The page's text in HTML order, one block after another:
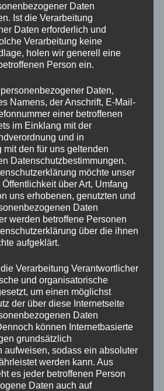
statt ihr weiter zu
sondern durch
& Life beginnt genau hier, indem
unterbrichst. Nicht mit mehr
mit einer neuen inneren Wahl.
für Klarheit und für ein
das dich nicht auslaugt, sondern
10:00 Uhröffnen wir diesen
Webinar. Für Frauen, die
wollen, sondern ein Leben
möchten, der sie wirklich
Zeilen wiedererkennst, bist
.
#fragestellen #beobachter
#Klarheit #Gedankenfreiheit
#Selbstentwicklung
#Frustjob
Daten
Ist die Verarbeitung
Daten erforderlich und
Verarbeitung keine
holen wir generell eine
Person ein.
Daten,
Namens, der Anschrift, E-Mail-
einer betroffenen
im Einklang mit der
und in
mit den für uns geltenden
Datenschutzbestimmungen.
möchte unser
über Art, Umfang
uns erhobenen, genutzten und
Daten
werden betroffene Personen
über die ihnen
aufgeklärt.
Verarbeitung Verantwortlicher
und organisatorische
um einen möglichst
der über diese Internetseite
Daten
können Internetbasierte
grundsätzlich
aufweisen, sodass ein absoluter
werden kann. Aus
es jeder betroffenen Person
Daten auch auf